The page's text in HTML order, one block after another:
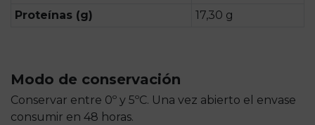
Proteínas (g)
17,30 g
Modo de conservación
Conservar entre 0º y 5ºC. Una vez abierto el envase
consumir en 48 horas.